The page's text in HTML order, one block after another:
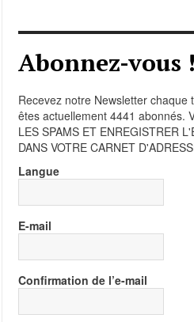
Abonnez-vous !
Recevez notre Newsletter chaque
êtes actuellement 4441 abonnés.
LES SPAMS ET ENREGISTRER
DANS VOTRE CARNET
Langue
E-mail
Confirmation de l’e-mail